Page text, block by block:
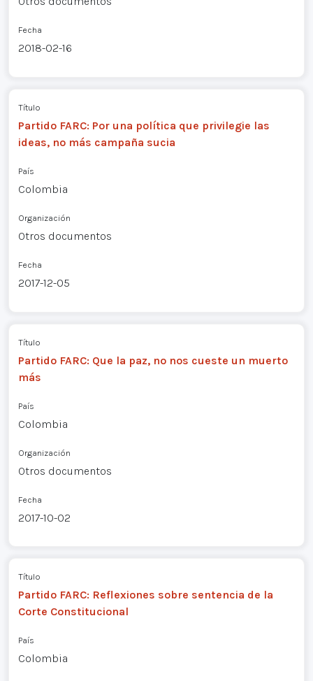
Fecha
2018-02-16
Título
Partido FARC: Por una política que privilegie las
ideas, no más campaña sucia
País
Colombia
Organización
Otros documentos
Fecha
2017-12-05
Título
Partido FARC: Que la paz, no nos cueste un muerto
más
País
Colombia
Organización
Otros documentos
Fecha
2017-10-02
Título
Partido FARC: Reflexiones sobre sentencia de la
Corte Constitucional
País
Colombia